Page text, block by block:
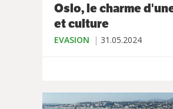
Oslo, le charme
et culture
EVASION 31.05.2024